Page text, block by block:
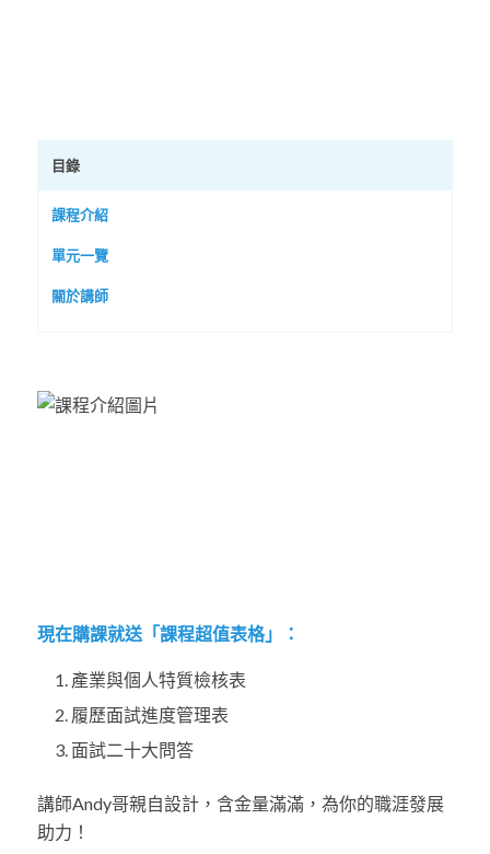
目錄
課程介紹
單元一覽
關於講師
現在購課就送「課程超值表格」：
產業與個人特質檢核表
履歷面試進度管理表
面試二十大問答
講師Andy哥親自設計，含金量滿滿，為你的職涯發展
助力！